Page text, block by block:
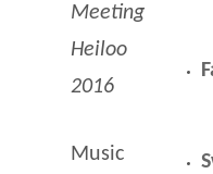
Meeting
Heiloo
2016
Music